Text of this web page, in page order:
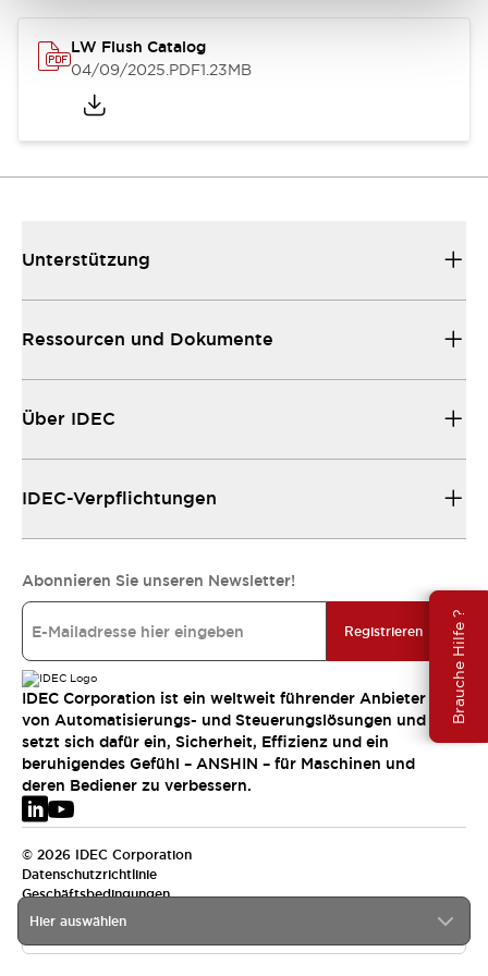
Brauche Hilfe ?
LW Flush Catalog
04/09/2025.PDF1.23MB
Hier auswählen
Unterstützung
Ressourcen und Dokumente
Über IDEC
IDEC-Verpflichtungen
Abonnieren Sie unseren Newsletter!
Registrieren
IDEC Corporation ist ein weltweit führender Anbieter
von Automatisierungs- und Steuerungslösungen und
setzt sich dafür ein, Sicherheit, Effizienz und ein
beruhigendes Gefühl – ANSHIN – für Maschinen und
deren Bediener zu verbessern.
© 2026 IDEC Corporation
Datenschutzrichtlinie
Geschäftsbedingungen
EMEA